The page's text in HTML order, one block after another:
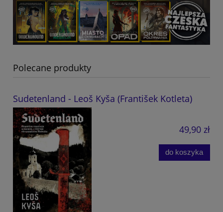
Polecane produkty
Sudetenland - Leoš Kyša (František Kotleta)
49,90 zł
do koszyka